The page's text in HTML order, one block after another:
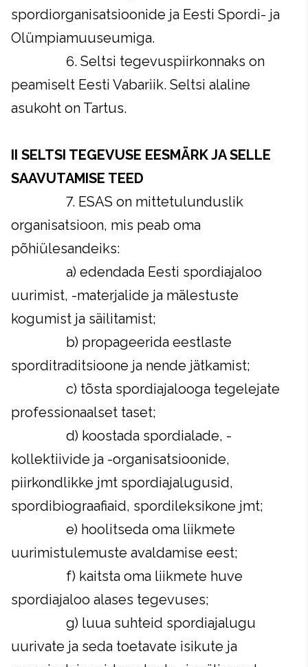
spordiorganisatsioonide ja Eesti Spordi- ja
Olümpiamuuseumiga.
6. Seltsi tegevuspiirkonnaks on
peamiselt Eesti Vabariik. Seltsi alaline
asukoht on Tartus.
II SELTSI TEGEVUSE EESMÄRK JA SELLE
SAAVUTAMISE TEED
7. ESAS on mittetulunduslik
organisatsioon, mis peab oma
põhiülesandeiks:
a) edendada Eesti spordiajaloo
uurimist, -materjalide ja mälestuste
kogumist ja säilitamist;
b) propageerida eestlaste
sporditraditsioone ja nende jätkamist;
c) tõsta spordiajalooga tegelejate
professionaalset taset;
d) koostada spordialade, -
kollektiivide ja -organisatsioonide,
piirkondlikke jmt spordiajalugusid,
spordibiograafiaid, spordileksikone jmt;
e) hoolitseda oma liikmete
uurimistulemuste avaldamise eest;
f) kaitsta oma liikmete huve
spordiajaloo alases tegevuses;
g) luua suhteid spordiajalugu
uurivate ja seda toetavate isikute ja